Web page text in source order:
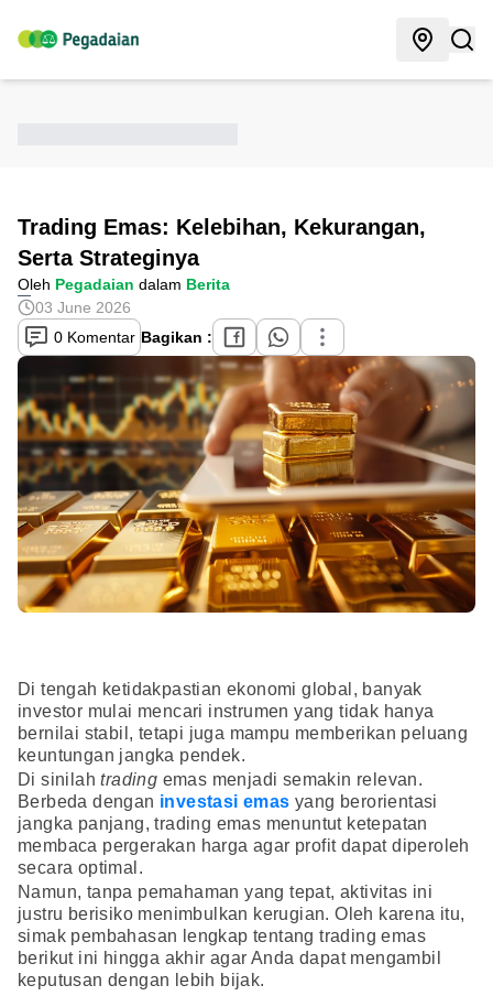
Trading Emas: Kelebihan, Kekurangan,
Serta Strateginya
Oleh Pegadaian dalam Berita
03 June 2026
0 Komentar Bagikan :
Di tengah ketidakpastian ekonomi global, banyak
investor mulai mencari instrumen yang tidak hanya
bernilai stabil, tetapi juga mampu memberikan peluang
keuntungan jangka pendek.
Di sinilahtrading emas menjadi semakin relevan.
Berbeda dengan investasi emas yang berorientasi
jangka panjang, trading emas menuntut ketepatan
membaca pergerakan harga agar profit dapat diperoleh
secara optimal.
Namun, tanpa pemahaman yang tepat, aktivitas ini
justru berisiko menimbulkan kerugian. Oleh karena itu,
simak pembahasan lengkap tentang trading emas
berikut ini hingga akhir agar Anda dapat mengambil
keputusan dengan lebih bijak.